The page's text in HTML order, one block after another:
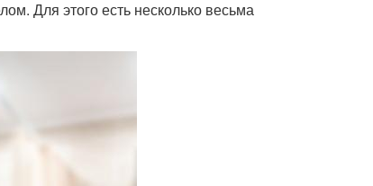
Для этого есть несколько весьма